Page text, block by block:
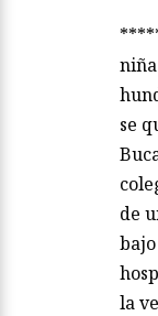
se
de
la